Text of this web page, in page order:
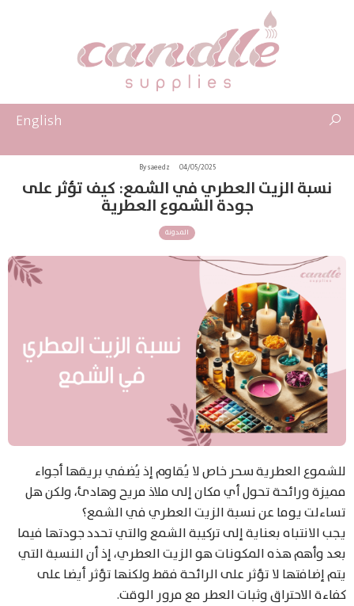
English
04/05/2025
By saeedz
نسبة الزيت العطري في الشمع: كيف تؤثر على
جودة الشموع العطرية
المدونة
للشموع العطرية سحر خاص لا يُقاوم إذ يُضفي بريقها أجواء
مميزة ورائحة تحول أي مكان إلى ملاذ مريح وهادئ، ولكن هل
تساءلت يوما عن نسبة الزيت العطري في الشمع؟
يجب الانتباه بعناية إلى تركيبة الشمع والتي تحدد جودتها فيما
بعد وأهم هذه المكونات هو الزيت العطري، إذ أن النسبة التي
يتم إضافتها لا تؤثر على الرائحة فقط ولكنها تؤثر أيضا على
كفاءة الاحتراق وثبات العطر مع مرور الوقت.